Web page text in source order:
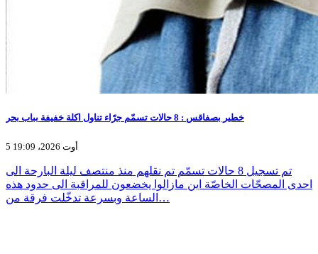
خطير بصفاقس : 8 حالات تسمّم جرّاء تناول اكلة خفيفة بباب بحر
5 أوت 2026، 19:09
تم تسجيل 8 حالات تسمّم تم نقلهم منذ منتصف ليلة البارحة الى
احدى المصحّات الخاصّة اين مازالوا يخضعون للمراقبة الى حدود هذه
الساعة وبسرعة تدخّلت فرقة من…